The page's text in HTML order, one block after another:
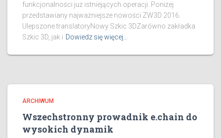
funkcjonalności już istniejących operacji. Poniżej
przedstawiany najważniejsze nowości ZW3D 2016.
Ulepszone translatoryNowy Szkic 3DZarówno zakładka
Szkic 3D, jak i Dowiedz się więcej…
ARCHIWUM
Wszechstronny prowadnik e.chain do
wysokich dynamik